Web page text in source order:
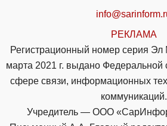
РЕКЛАМА
Регистрационный номер серия
марта 2021 г. выдано Федеральной
сфере связи, информационных
коммуникаций.
Учредитель — ООО